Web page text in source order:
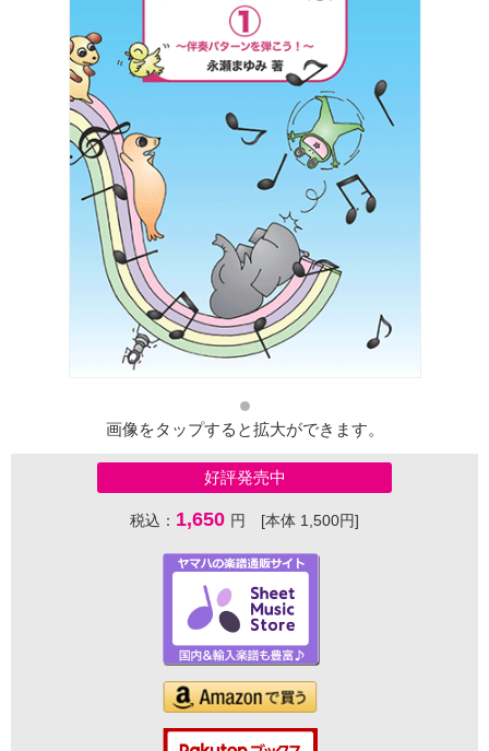
画像をタップすると拡大ができます。
好評発売中
税込： 1,650 円 [本体 1,500円]